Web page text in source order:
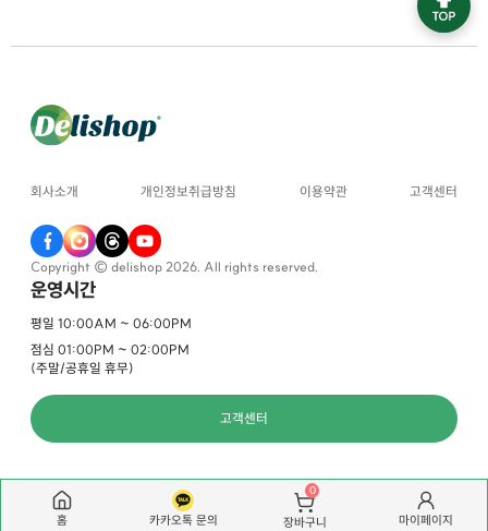
회사소개 개인정보취급방침 이용약관 고객센터
Copyright © delishop 2026. All rights reserved.
운영시간
평일 10:00AM ~ 06:00PM
점심 01:00PM ~ 02:00PM
(주말/공휴일 휴무)
고객센터
홈 카카오톡 문의
0
장바구니 마이페이지